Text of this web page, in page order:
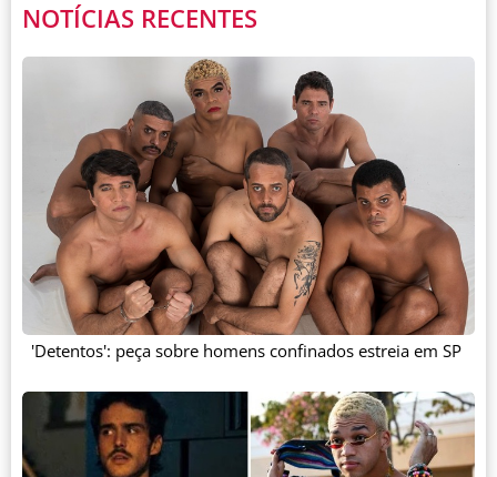
NOTÍCIAS RECENTES
'Detentos': peça sobre homens confinados estreia em SP